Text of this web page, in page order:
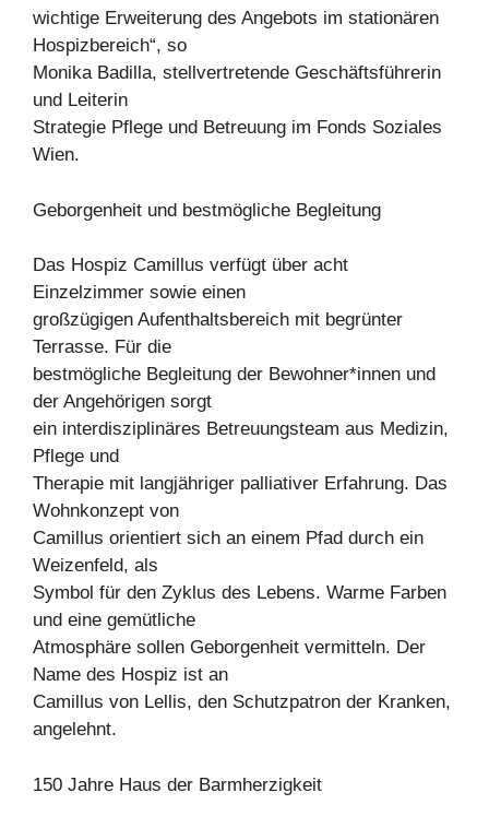
wichtige Erweiterung des Angebots im stationären
Hospizbereich“, so
Monika Badilla, stellvertretende Geschäftsführerin
und Leiterin
Strategie Pflege und Betreuung im Fonds Soziales
Wien.
Geborgenheit und bestmögliche Begleitung
Das Hospiz Camillus verfügt über acht
Einzelzimmer sowie einen
großzügigen Aufenthaltsbereich mit begrünter
Terrasse. Für die
bestmögliche Begleitung der Bewohner*innen und
der Angehörigen sorgt
ein interdisziplinäres Betreuungsteam aus Medizin,
Pflege und
Therapie mit langjähriger palliativer Erfahrung. Das
Wohnkonzept von
Camillus orientiert sich an einem Pfad durch ein
Weizenfeld, als
Symbol für den Zyklus des Lebens. Warme Farben
und eine gemütliche
Atmosphäre sollen Geborgenheit vermitteln. Der
Name des Hospiz ist an
Camillus von Lellis, den Schutzpatron der Kranken,
angelehnt.
150 Jahre Haus der Barmherzigkeit